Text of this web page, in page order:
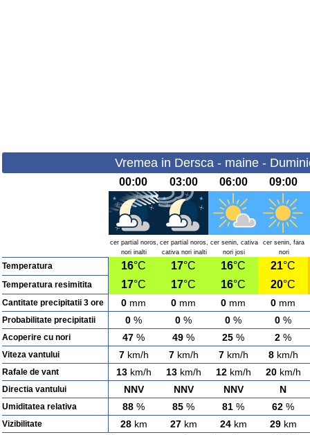
Vremea in Dersca - maine -
00:00 03:00 06:00 09:00
cer partial noros,
nori inalti
cer partial noros,
cativa nori inalti
cer senin, cativa
nori josi
cer senin, fara
nori
Temperatura 16°C 17°C 16°C 21°C
Temperatura resimitita 17°C 17°C 16°C 20°C
Cantitate precipitatii 3 ore 0 mm 0 mm 0 mm 0 mm
Probabilitate precipitatii 0 % 0 % 0 % 0 %
Acoperire cu nori 47 % 49 % 25 % 2 %
Viteza vantului 7km/h 7km/h 7km/h 8km/h
Rafale de vant 13km/h 13km/h 12km/h 20km/h
Directia vantului NNV NNV NNV N
Umiditatea relativa 88 % 85 % 81 % 62 %
Vizibilitate 28km 27km 24km 29km